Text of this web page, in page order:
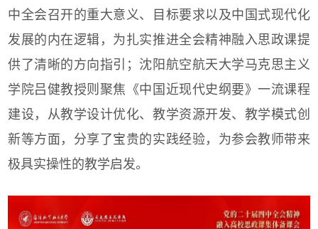
中全会召开的重大意义、目标要求以及中国式现代化
发展的内在逻辑，为扎实推进全会精神融入思政课提
供了清晰的方向指引；沈阳航空航天大学马克思主义
学院吕健教授则聚焦《中国近现代史纲要》一流课程
建设，从教学设计优化、教学资源开发、教学模式创
新等方面，分享了宝贵的实践经验，为参会教师带来
极具实操性的教学启发。